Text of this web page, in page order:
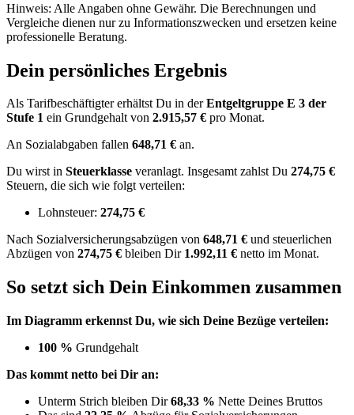
Hinweis: Alle Angaben ohne Gewähr. Die Berechnungen und
Vergleiche dienen nur zu Informationszwecken und ersetzen keine
professionelle Beratung.
Dein persönliches Ergebnis
Als Tarifbeschäftigter erhältst Du in derEntgeltgruppe E 3 der
Stufe 1 ein Grundgehalt von 2.915,57 € pro Monat.
An Sozialabgaben fallen 648,71 € an.
Du wirst in Steuerklasse veranlagt. Insgesamt zahlst Du 274,75 €
Steuern, die sich wie folgt verteilen:
Lohnsteuer: 274,75 €
Nach Sozialversicherungsabzügen von 648,71 € und steuerlichen
Abzügen von 274,75 € bleiben Dir 1.992,11 € netto im Monat.
So setzt sich Dein Einkommen zusammen
Im Diagramm erkennst Du, wie sich Deine Bezüge verteilen:
100 % Grundgehalt
Das kommt netto bei Dir an:
Unterm Strich bleiben Dir68,33 % Nette Deines Bruttos